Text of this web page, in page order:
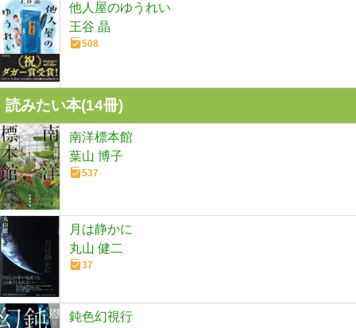
他人屋のゆうれい
王谷 晶
508
読みたい本(14冊)
南洋標本館
葉山 博子
537
月は静かに
丸山 健二
37
鈍色幻視行